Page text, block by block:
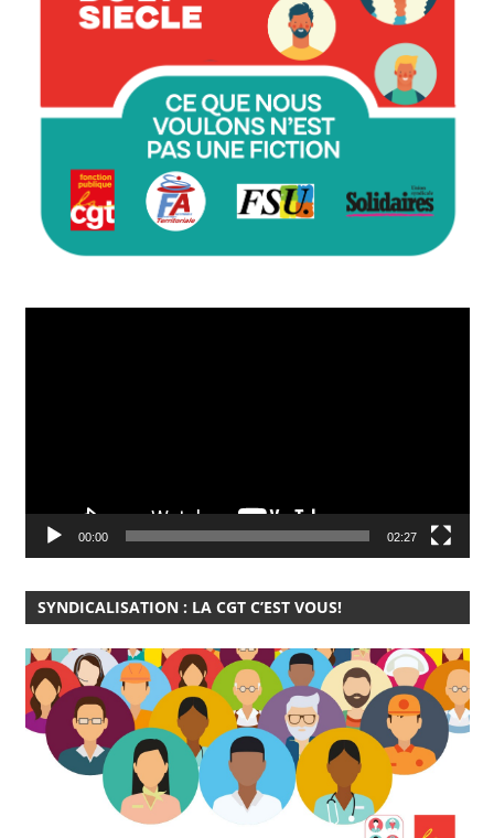
00:00 02:27
SYNDICALISATION : LA CGT C’EST VOUS!